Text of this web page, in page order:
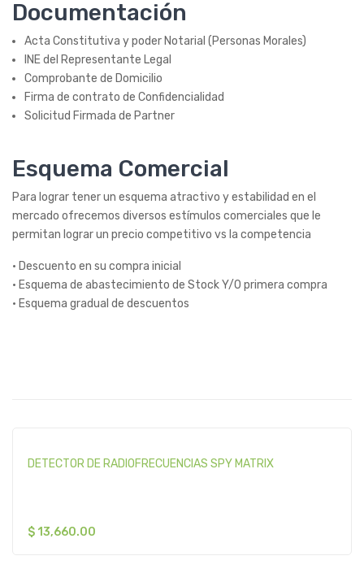
Documentación
Acta Constitutiva y poder Notarial (Personas Morales)
INE del Representante Legal
Comprobante de Domicilio
Firma de contrato de Confidencialidad
Solicitud Firmada de Partner
Esquema Comercial
Para lograr tener un esquema atractivo y estabilidad en el
mercado ofrecemos diversos estímulos comerciales que le
permitan lograr un precio competitivo vs la competencia
• Descuento en su compra inicial
• Esquema de abastecimiento de Stock Y/0 primera compra
• Esquema gradual de descuentos
DETECTOR DE RADIOFRECUENCIAS SPY MATRIX
$ 13,660.00